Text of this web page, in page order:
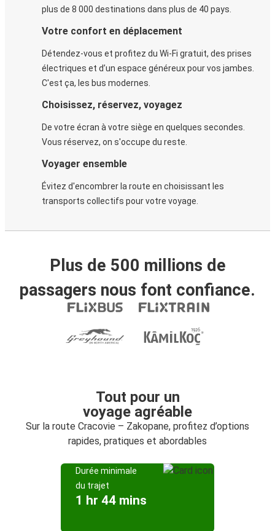
plus de 8 000 destinations dans plus de 40 pays.
Votre confort en déplacement
Détendez-vous et profitez du Wi-Fi gratuit, des prises
électriques et d’un espace généreux pour vos jambes.
C'est ça, les bus modernes.
Choisissez, réservez, voyagez
De votre écran à votre siège en quelques secondes.
Vous réservez, on s'occupe du reste.
Voyager ensemble
Évitez d'encombrer la route en choisissant les
transports collectifs pour votre voyage.
Plus de 500 millions de
passagers nous font confiance.
Tout pour un
voyage agréable
Sur la route Cracovie – Zakopane, profitez d’options
rapides, pratiques et abordables
Durée minimale
du trajet
1 hr 44 mins